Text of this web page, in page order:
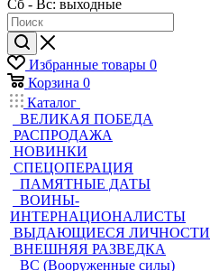
Сб - Вс: выходные
Избранные товары 0
Корзина 0
Каталог
ВЕЛИКАЯ ПОБЕДА
РАСПРОДАЖА
НОВИНКИ
СПЕЦОПЕРАЦИЯ
ПАМЯТНЫЕ ДАТЫ
ВОИНЫ-
ИНТЕРНАЦИОНАЛИСТЫ
ВЫДАЮЩИЕСЯ ЛИЧНОСТИ
ВНЕШНЯЯ РАЗВЕДКА
ВС (Вооруженные силы)